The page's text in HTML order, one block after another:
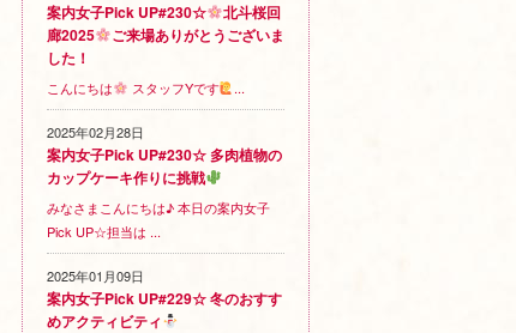
案内女子Pick UP#230☆
北斗桜回
廊2025
ご来場ありがとうございま
した！
こんにちは スタッフYです ...
2025年02月28日
案内女子Pick UP#230☆ 多肉植物の
カップケーキ作りに挑戦
みなさまこんにちは♪ 本日の案内女子
Pick UP☆担当は ...
2025年01月09日
案内女子Pick UP#229☆ 冬のおすす
めアクティビティ